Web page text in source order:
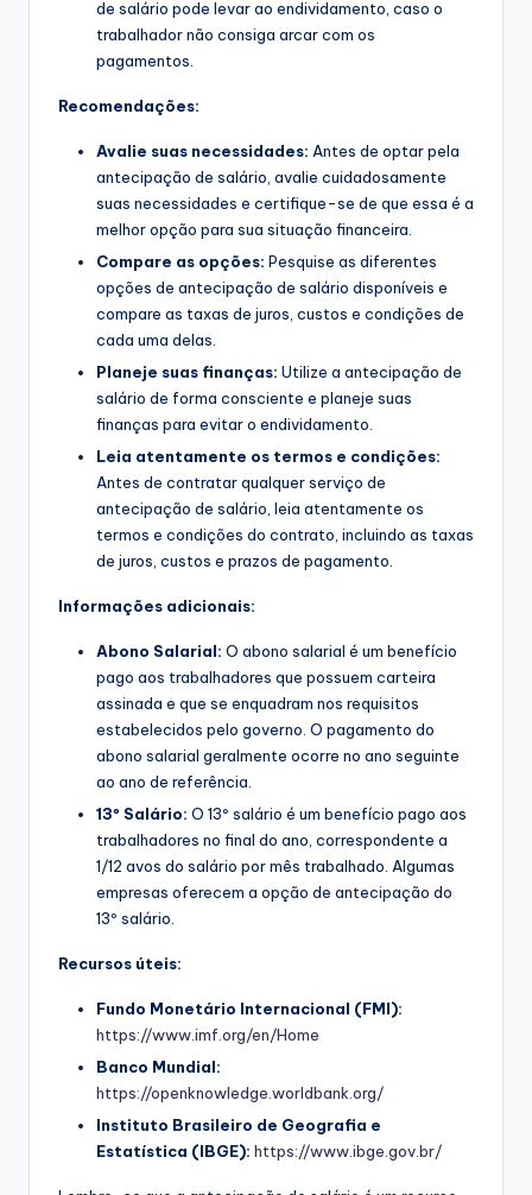
de salário pode levar ao endividamento, caso o
trabalhador não consiga arcar com os
pagamentos.
Recomendações:
Avalie suas necessidades: Antes de optar pela
antecipação de salário, avalie cuidadosamente
suas necessidades e certifique-se de que essa é a
melhor opção para sua situação financeira.
Compare as opções: Pesquise as diferentes
opções de antecipação de salário disponíveis e
compare as taxas de juros, custos e condições de
cada uma delas.
Planeje suas finanças: Utilize a antecipação de
salário de forma consciente e planeje suas
finanças para evitar o endividamento.
Leia atentamente os termos e condições:
Antes de contratar qualquer serviço de
antecipação de salário, leia atentamente os
termos e condições do contrato, incluindo as taxas
de juros, custos e prazos de pagamento.
Informações adicionais:
Abono Salarial: O abono salarial é um benefício
pago aos trabalhadores que possuem carteira
assinada e que se enquadram nos requisitos
estabelecidos pelo governo. O pagamento do
abono salarial geralmente ocorre no ano seguinte
ao ano de referência.
13º Salário: O 13º salário é um benefício pago aos
trabalhadores no final do ano, correspondente a
1/12 avos do salário por mês trabalhado. Algumas
empresas oferecem a opção de antecipação do
13º salário.
Recursos úteis:
Fundo Monetário Internacional (FMI):
https://www.imf.org/en/Home
Banco Mundial:
https://openknowledge.worldbank.org/
Instituto Brasileiro de Geografia e
Estatística (IBGE): https://www.ibge.gov.br/